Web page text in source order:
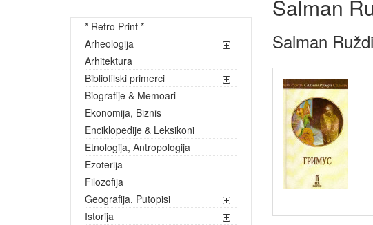
* Retro Print *
Arheologija
Arhitektura
Bibliofilski primerci
Biografije & Memoari
Ekonomija, Biznis
Enciklopedije & Leksikoni
Etnologija, Antropologija
Ezoterija
Filozofija
Geografija, Putopisi
Istorija
Salman
Salman